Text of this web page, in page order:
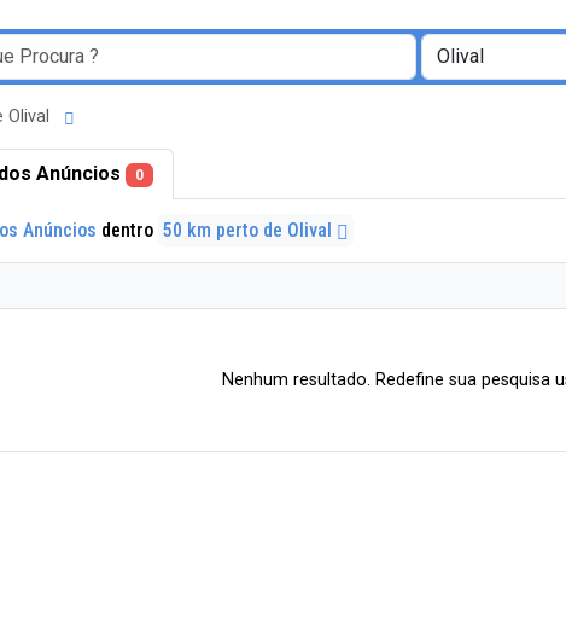
Olival
Anúncios 0
Anúncios dentro 50 km perto de Olival
Nenhum resultado. Redefine sua pesquisa